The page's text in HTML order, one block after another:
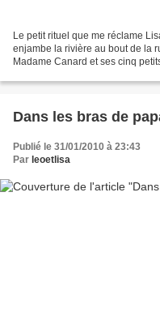
Le petit rituel que me réclame
enjambe la rivière au bout de la
Madame Canard et ses cinq
Dans les bras de
Publié le 31/01/2010 à 23:43
Par leoetlisa